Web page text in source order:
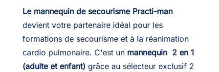
Le mannequin de secourisme Practi-man
devient votre partenaire idéal pour les
formations de secourisme et à la réanimation
cardio pulmonaire. C'est un mannequin 2 en 1
(adulte et enfant) grâce au sélecteur exclusif 2